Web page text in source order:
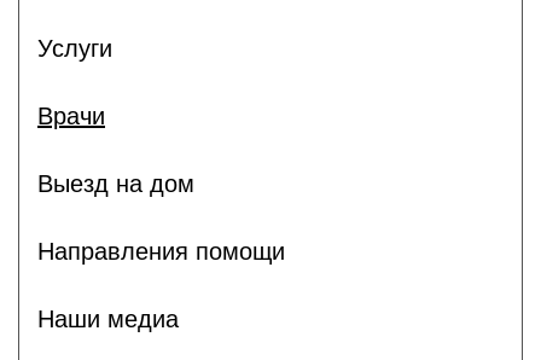
Услуги
Врачи
Выезд на дом
Направления помощи
Наши медиа